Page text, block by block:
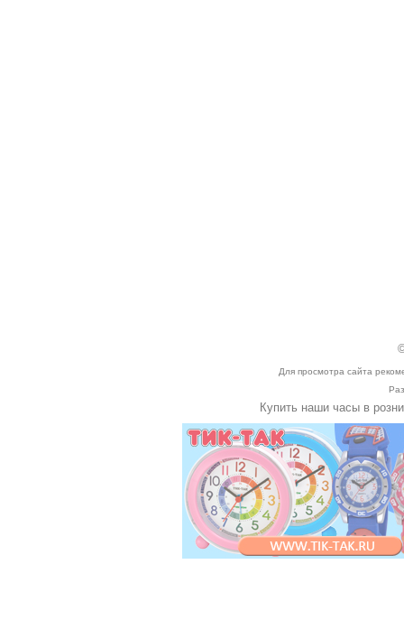
Для просмотра сайта
Купить наши часы в